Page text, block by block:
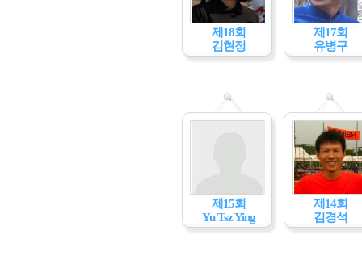
제18회
김현정
제17회
유병구
제15회
Yu Tsz Ying
제14회
김경석